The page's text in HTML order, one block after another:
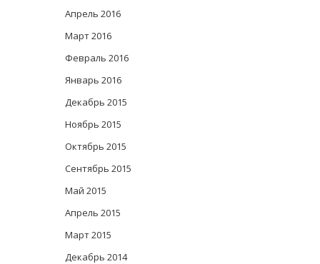
Апрель 2016
Март 2016
Февраль 2016
Январь 2016
Декабрь 2015
Ноябрь 2015
Октябрь 2015
Сентябрь 2015
Май 2015
Апрель 2015
Март 2015
Декабрь 2014